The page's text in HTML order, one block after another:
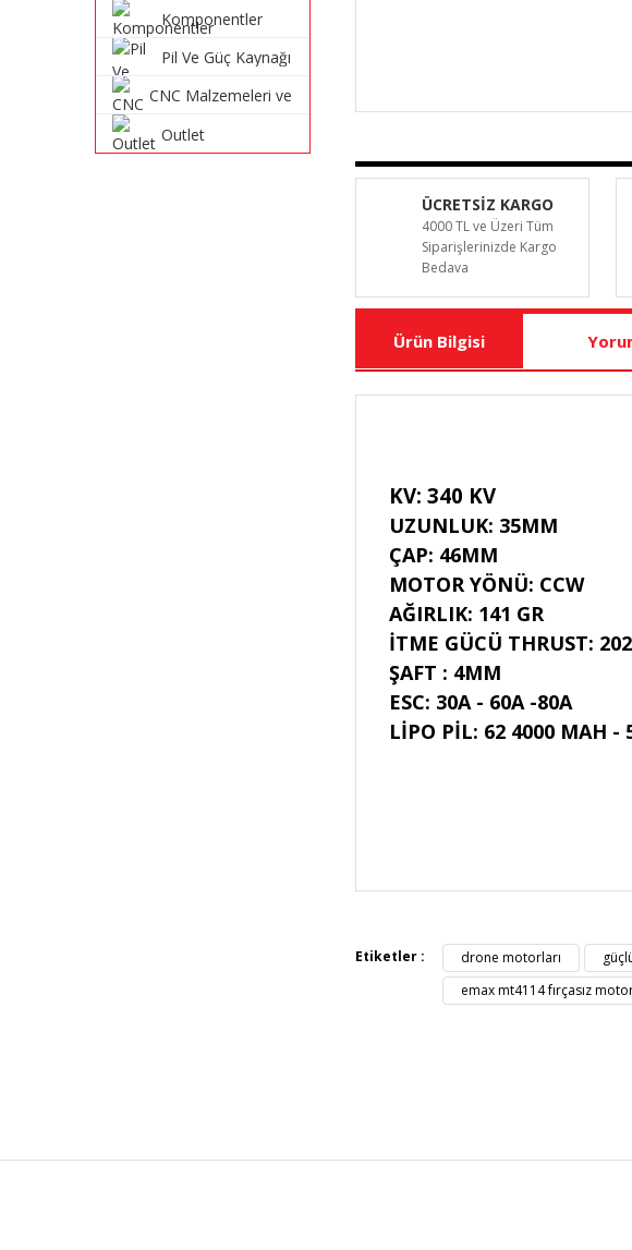
Komponentler
Pil Ve Güç Kaynağı
CNC Malzemeleri ve
Outlet
ÜCRETSİZ KARGO
4000 TL ve Üzeri Tüm
Siparişlerinizde Kargo
Bedava
Ürün Bilgisi
KV: 340 KV
UZUNLUK: 35MM
ÇAP: 46MM
MOTOR YÖNÜ: CCW
AĞIRLIK: 141 GR
İTME GÜCÜ THRUST:
ŞAFT : 4MM
ESC: 30A - 60A -80A
LİPO PİL: 62 4000 MAH -
Ürün resmi kalitesiz, bozuk veya
Ürün açıklamasında eksik bilgiler
Etiketler : drone motorları
emax mt4114 fırçasız